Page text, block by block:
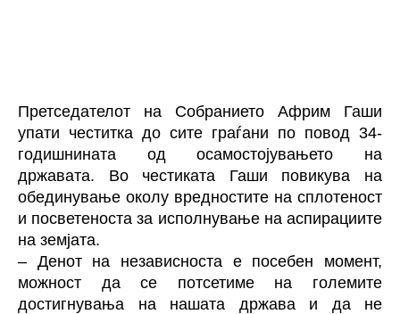
Претседателот на Собранието Африм Гаши
упати честитка до сите граѓани по повод 34-
годишнината од осамостојувањето на
државата. Во честиката Гаши повикува на
обединување околу вредностите на сплотеност
и посветеноста за исполнување на аспирациите
на земјата.
– Денот на независноста е посебен момент,
можност да се потсетиме на големите
достигнувања на нашата држава и да не